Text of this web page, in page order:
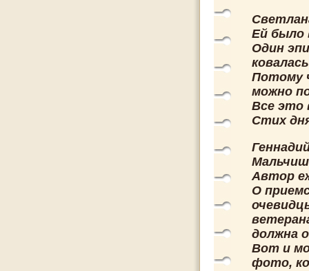
Ей было
Один
Потому
можно
Все это
Стих
Автор
О
должна
Вот и
фото,